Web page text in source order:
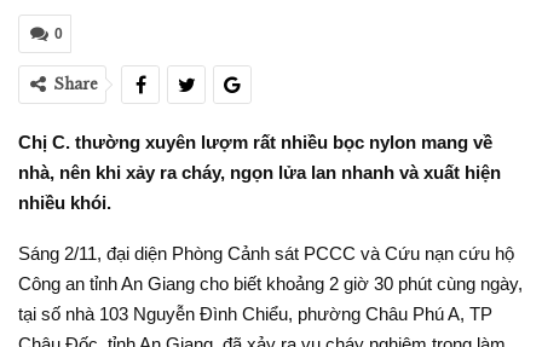
0
Share
Chị C. thường xuyên lượm rất nhiều bọc nylon mang về
nhà, nên khi xảy ra cháy, ngọn lửa lan nhanh và xuất hiện
nhiều khói.
Sáng 2/11, đại diện Phòng Cảnh sát PCCC và Cứu nạn cứu hộ
Công an tỉnh An Giang cho biết khoảng 2 giờ 30 phút cùng ngày,
tại số nhà 103 Nguyễn Đình Chiểu, phường Châu Phú A, TP